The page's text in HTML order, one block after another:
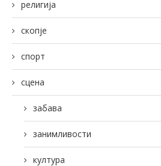
религија
скопје
спорт
сцена
забава
занимливости
култура